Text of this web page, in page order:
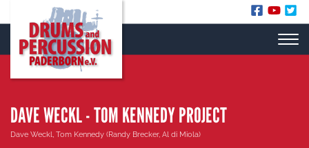
DAVE WECKL - TOM KENNEDY PROJECT
Dave Weckl, Tom Kennedy (Randy Brecker, Al di Miola)